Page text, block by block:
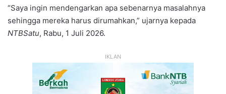
“Saya ingin mendengarkan apa sebenarnya masalahnya
sehingga mereka harus dirumahkan,” ujarnya kepada
NTBSatu, Rabu, 1 Juli 2026.
IKLAN